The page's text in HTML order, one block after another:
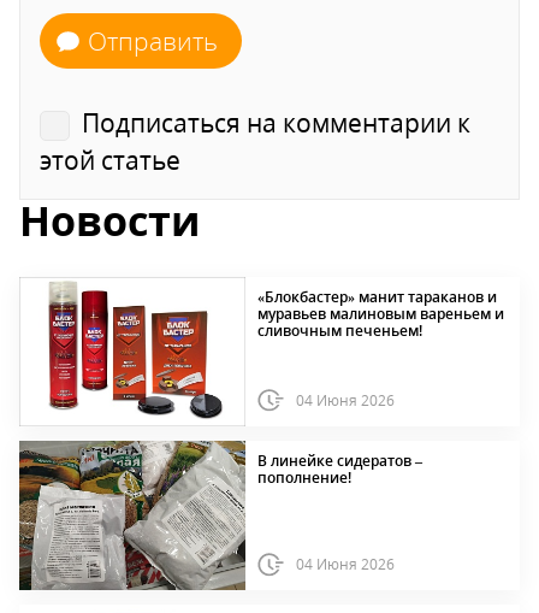
Отправить
Подписаться на комментарии к
этой статье
Новости
«Блокбастер» манит тараканов и
муравьев малиновым вареньем и
сливочным печеньем!
04 Июня 2026
В линейке сидератов –
пополнение!
04 Июня 2026